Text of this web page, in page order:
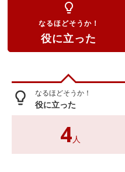
lightbulb_outline
なるほどそうか！
役に立った
lightbulb_outline なるほどそうか！
役に立った
4人